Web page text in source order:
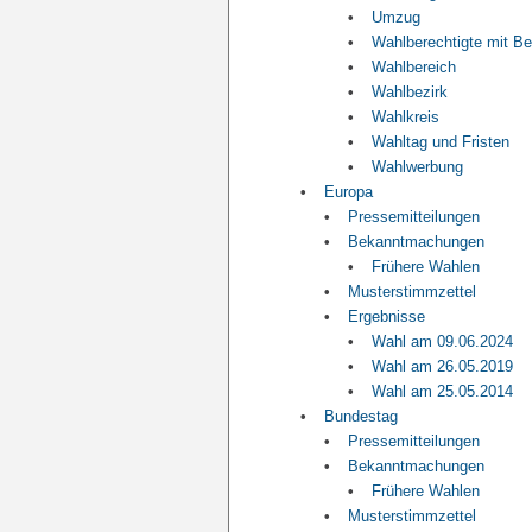
Umzug
Wahlberechtigte mit
Wahlbereich
Wahlbezirk
Wahlkreis
Wahltag und Fristen
Wahlwerbung
Europa
Pressemitteilungen
Bekanntmachungen
Frühere Wahlen
Musterstimmzettel
Ergebnisse
Wahl am 09.06.2024
Wahl am 26.05.2019
Wahl am 25.05.2014
Bundestag
Pressemitteilungen
Bekanntmachungen
Frühere Wahlen
Musterstimmzettel